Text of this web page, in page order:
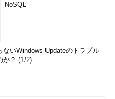
NoSQL
ないWindows Updateのトラブル
か？ (1/2)